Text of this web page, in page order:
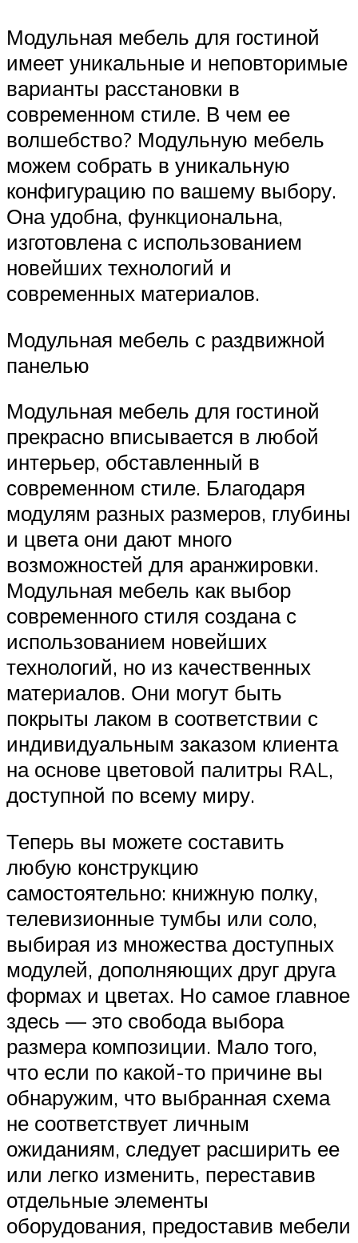
Модульная мебель для гостиной
имеет уникальные и неповторимые
варианты расстановки в
современном стиле. В чем ее
волшебство? Модульную мебель
можем собрать в уникальную
конфигурацию по вашему выбору.
Она удобна, функциональна,
изготовлена с использованием
новейших технологий и
современных материалов.
Модульная мебель с раздвижной
панелью
Модульная мебель для гостиной
прекрасно вписывается в любой
интерьер, обставленный в
современном стиле. Благодаря
модулям разных размеров, глубины
и цвета они дают много
возможностей для аранжировки.
Модульная мебель как выбор
современного стиля создана с
использованием новейших
технологий, но из качественных
материалов. Они могут быть
покрыты лаком в соответствии с
индивидуальным заказом клиента
на основе цветовой палитры RAL,
доступной по всему миру.
Теперь вы можете составить
любую конструкцию
самостоятельно: книжную полку,
телевизионные тумбы или соло,
выбирая из множества доступных
модулей, дополняющих друг друга
формах и цветах. Но самое главное
здесь — это свобода выбора
размера композиции. Мало того,
что если по какой-то причине вы
обнаружим, что выбранная схема
не соответствует личным
ожиданиям, следует расширить ее
или легко изменить, переставив
отдельные элементы
оборудования, предоставив мебели